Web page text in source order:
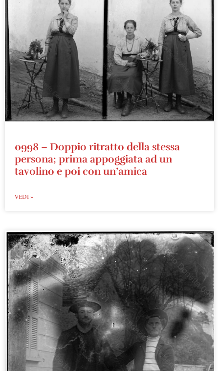
0998 – Doppio ritratto della stessa
persona; prima appoggiata ad un
tavolino e poi con un’amica
VEDI »